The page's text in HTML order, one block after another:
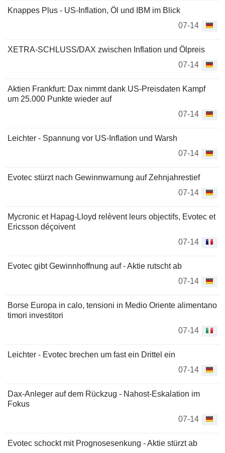
Knappes Plus - US-Inflation, Öl und IBM im Blick
07-14
XETRA-SCHLUSS/DAX zwischen Inflation und Ölpreis
07-14
Aktien Frankfurt: Dax nimmt dank US-Preisdaten Kampf
um 25.000 Punkte wieder auf
07-14
Leichter - Spannung vor US-Inflation und Warsh
07-14
Evotec stürzt nach Gewinnwarnung auf Zehnjahrestief
07-14
Mycronic et Hapag-Lloyd relèvent leurs objectifs, Evotec et
Ericsson déçoivent
07-14
Evotec gibt Gewinnhoffnung auf - Aktie rutscht ab
07-14
Borse Europa in calo, tensioni in Medio Oriente alimentano
timori investitori
07-14
Leichter - Evotec brechen um fast ein Drittel ein
07-14
Dax-Anleger auf dem Rückzug - Nahost-Eskalation im
Fokus
07-14
Evotec schockt mit Prognosesenkung - Aktie stürzt ab